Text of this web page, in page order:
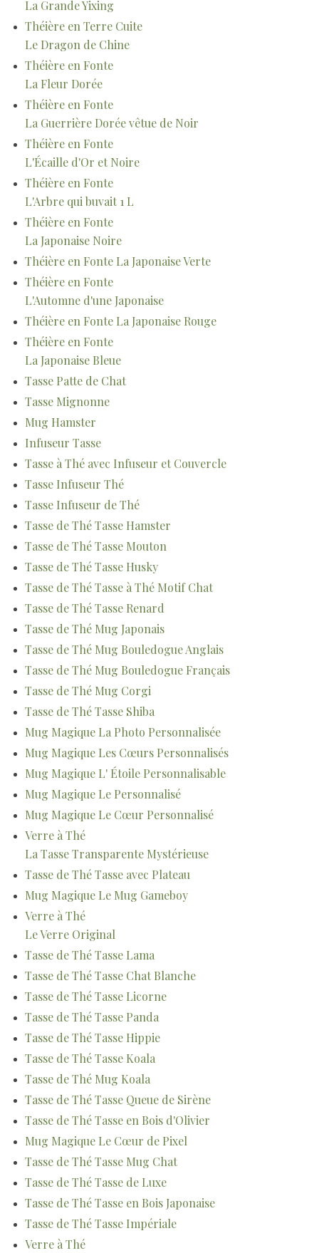
La Grande Yixing
Théière en Terre Cuite
Le Dragon de Chine
Théière en Fonte
La Fleur Dorée
Théière en Fonte
La Guerrière Dorée vêtue de Noir
Théière en Fonte
L'Écaille d'Or et Noire
Théière en Fonte
L'Arbre qui buvait 1 L
Théière en Fonte
La Japonaise Noire
Théière en Fonte La Japonaise Verte
Théière en Fonte
L'Automne d'une Japonaise
Théière en Fonte La Japonaise Rouge
Théière en Fonte
La Japonaise Bleue
Tasse Patte de Chat
Tasse Mignonne
Mug Hamster
Infuseur Tasse
Tasse à Thé avec Infuseur et Couvercle
Tasse Infuseur Thé
Tasse Infuseur de Thé
Tasse de Thé Tasse Hamster
Tasse de Thé Tasse Mouton
Tasse de Thé Tasse Husky
Tasse de Thé Tasse à Thé Motif Chat
Tasse de Thé Tasse Renard
Tasse de Thé Mug Japonais
Tasse de Thé Mug Bouledogue Anglais
Tasse de Thé Mug Bouledogue Français
Tasse de Thé Mug Corgi
Tasse de Thé Tasse Shiba
Mug Magique La Photo Personnalisée
Mug Magique Les Cœurs Personnalisés
Mug Magique L' Étoile Personnalisable
Mug Magique Le Personnalisé
Mug Magique Le Cœur Personnalisé
Verre à Thé
La Tasse Transparente Mystérieuse
Tasse de Thé Tasse avec Plateau
Mug Magique Le Mug Gameboy
Verre à Thé
Le Verre Original
Tasse de Thé Tasse Lama
Tasse de Thé Tasse Chat Blanche
Tasse de Thé Tasse Licorne
Tasse de Thé Tasse Panda
Tasse de Thé Tasse Hippie
Tasse de Thé Tasse Koala
Tasse de Thé Mug Koala
Tasse de Thé Tasse Queue de Sirène
Tasse de Thé Tasse en Bois d'Olivier
Mug Magique Le Cœur de Pixel
Tasse de Thé Tasse Mug Chat
Tasse de Thé Tasse de Luxe
Tasse de Thé Tasse en Bois Japonaise
Tasse de Thé Tasse Impériale
Verre à Thé